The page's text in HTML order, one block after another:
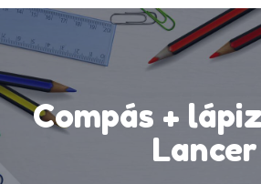
Compás +
Lancer